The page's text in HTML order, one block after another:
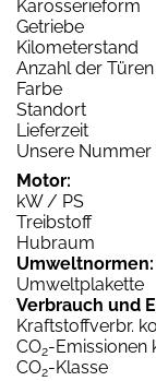
Karosserieform
Getriebe
Kilometerstand
Anzahl der Türen
Farbe
Standort
Lieferzeit
Unsere Nummer
Motor:
kW / PS
Treibstoff
Hubraum
Umweltnormen:
Umweltplakette
Verbrauch und
Kraftstoffverbr.
CO2-Emissionen
CO2-Klasse